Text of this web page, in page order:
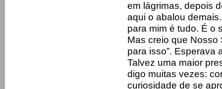
em lágrimas, depois
aqui o abalou
para mim é tudo. É o
Mas creio que Nosso
para isso”. Esperava
Talvez uma maior
digo muitas vezes:
curiosidade de se